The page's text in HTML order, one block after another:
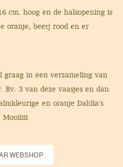
cm. hoog en de halsopening is
oranje, beetj rood en er
graag in een verzameling van
Bv. 3 van deze vaasjes en dan
en oranje Dahlia's
Mooiiiii
WEBSHOP